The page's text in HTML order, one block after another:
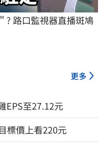
? 路口監視器直播斑鳩
更多
至27.12元
標價上看220元